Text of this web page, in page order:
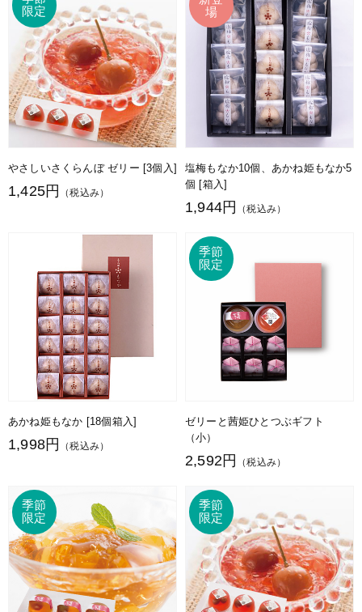
やさしいさくらんぼ ゼリー [3個入]
1,425円 （税込み）
塩梅もなか10個、あかね姫もなか5
個 [箱入]
1,944円 （税込み）
あかね姫もなか [18個箱入]
1,998円 （税込み）
ゼリーと茜姫ひとつぶギフト
（小）
2,592円 （税込み）